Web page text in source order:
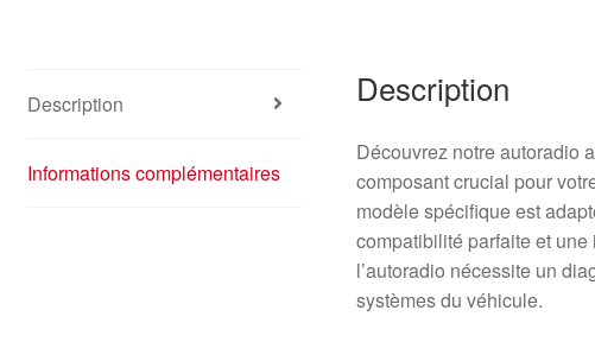
Description
Informations complémentaires
Description
Découvrez notre autoradio
composant crucial pour
modèle spécifique est
compatibilité parfaite et
l’autoradio nécessite un
systèmes du véhicule.